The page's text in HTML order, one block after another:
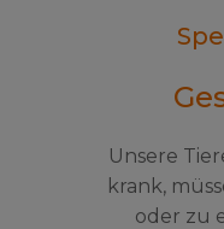
Unsere
krank,
oder zu